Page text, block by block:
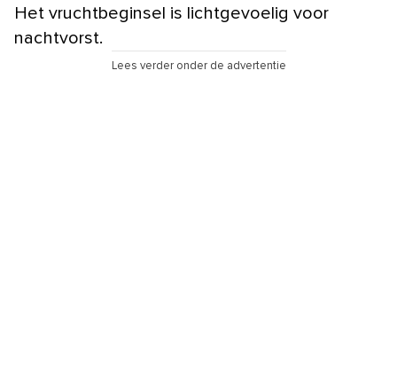
Het vruchtbeginsel is lichtgevoelig voor
nachtvorst.
Lees verder onder de advertentie